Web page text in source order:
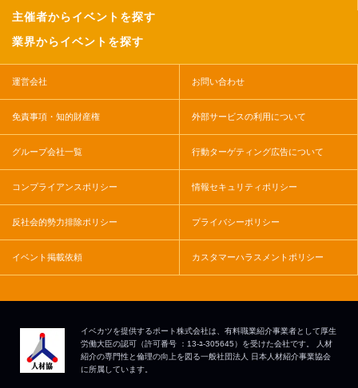
主催者からイベントを探す
業界からイベントを探す
運営会社 お問い合わせ
免責事項・知的財産権 外部サービスの利用について
グループ会社一覧 行動ターゲティング広告について
コンプライアンスポリシー 情報セキュリティポリシー
反社会的勢力排除ポリシー プライバシーポリシー
イベント掲載依頼 カスタマーハラスメントポリシー